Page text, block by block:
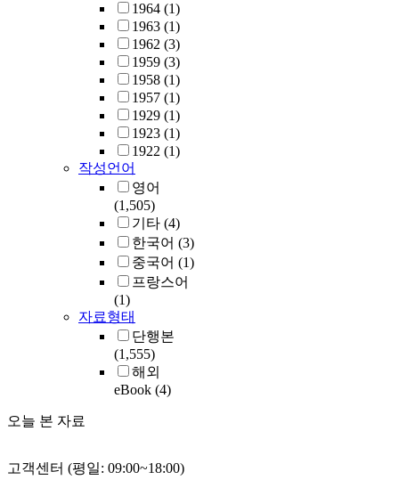
1964 (1)
1963 (1)
1962 (3)
1959 (3)
1958 (1)
1957 (1)
1929 (1)
1923 (1)
1922 (1)
작성언어
영어
(1,505)
기타 (4)
한국어 (3)
중국어 (1)
프랑스어
(1)
자료형태
단행본
(1,555)
해외
eBook (4)
오늘 본 자료
고객센터 (평일: 09:00~18:00)